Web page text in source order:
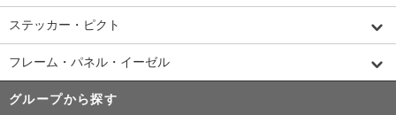
ステッカー・ピクト
フレーム・パネル・イーゼル
グループから探す